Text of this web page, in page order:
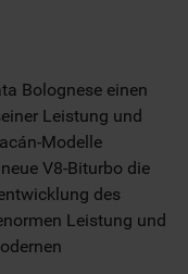
Bolognese einen
Leistung und
Modelle
V8-Biturbo die
des
Leistung und